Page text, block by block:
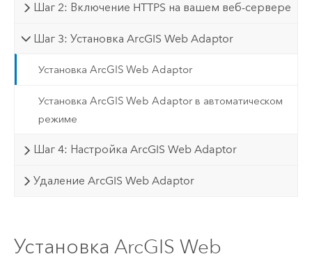
Шаг 2: Включение HTTPS на вашем веб-сервере
Шаг 3: Установка ArcGIS Web Adaptor
Установка ArcGIS Web Adaptor
Установка ArcGIS Web Adaptor в автоматическом
режиме
Шаг 4: Настройка ArcGIS Web Adaptor
Удаление ArcGIS Web Adaptor
Установка ArcGIS Web